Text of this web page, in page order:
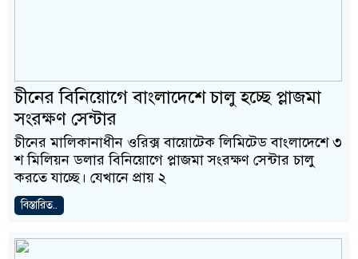
চীনের বিনিয়োগে বাংলাদেশে চালু হচ্ছে প্লাজমা
সংরক্ষণ সেন্টার
চীনের মালিকানাধীন ওরিক্স বায়োটেক লিমিটেড বাংলাদেশে ৩
শ মিলিয়ন ডলার বিনিয়োগে প্লাজমা সংরক্ষণ সেন্টার চালু
করতে যাচ্ছে। যেখানে প্রায় ২
বিস্তারিত..